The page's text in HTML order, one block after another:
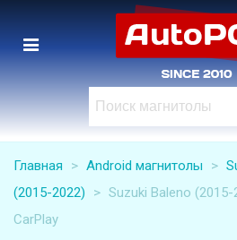
Главная > Android магнитолы >
(2015-2022)
> Suzuki Baleno
CarPlay